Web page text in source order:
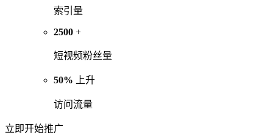
索引量
2500 +
短视频粉丝量
50% 上升
访问流量
立即开始推广